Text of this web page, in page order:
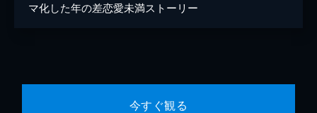
マ化した年の差恋愛未満ストーリー
今すぐ観る